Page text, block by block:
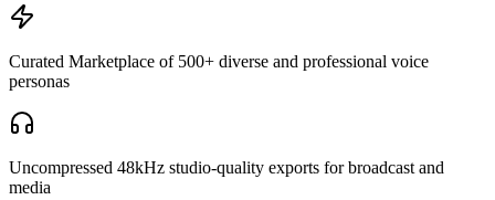
Curated Marketplace of 500+ diverse and professional voice
personas
Uncompressed 48kHz studio-quality exports for broadcast and
media